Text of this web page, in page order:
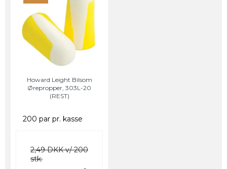
Howard Leight Bilsom
Ørepropper, 303L-20
(REST)
200 par pr. kasse
2,49 DKK v/ 200
stk.